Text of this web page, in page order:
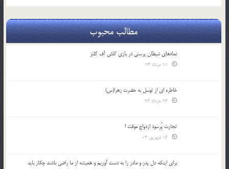
مطالب محبوب
نمادهای شیطان پرستی در بازی کلش آف کلنز
خاطره ای از توسل به حضرت زهرا(س)
تجارت پُرسود ازدواج موقت !
براي اينكه دل پدر و مادر را به دست آوريم و هميشه از ما راضي باشند چكار بايد